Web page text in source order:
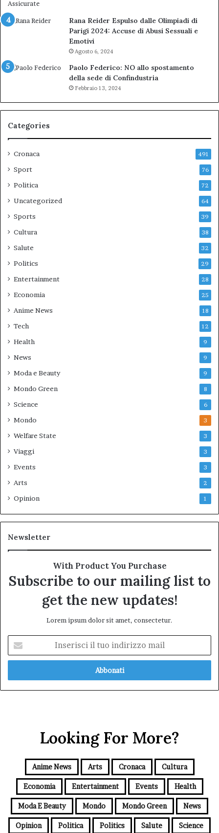
Rana Reider Espulso dalle Olimpiadi di
Parigi 2024: Accuse di Abusi Sessuali e
Emotivi
Agosto 6, 2024
Paolo Federico: NO allo spostamento
della sede di Confindustria
Febbraio 13, 2024
Categories
Cronaca 491
Sport 76
Politica 72
Uncategorized 64
Sports 39
Cultura 38
Salute 32
Politics 29
Entertainment 28
Economia 25
Anime News 18
Tech 12
Health 9
News 9
Moda e Beauty 9
Mondo Green 8
Science 6
Mondo 3
Welfare State 3
Viaggi 3
Events 3
Arts 2
Opinion 1
Newsletter
With Product You Purchase
Subscribe to our mailing list to
get the new updates!
Lorem ipsum dolor sit amet, consectetur.
tuo
mail
Looking For More?
Anime News Arts Cronaca Cultura
Economia Entertainment Events Health
Moda E Beauty Mondo Mondo Green News
Opinion Politica Politics Salute Science